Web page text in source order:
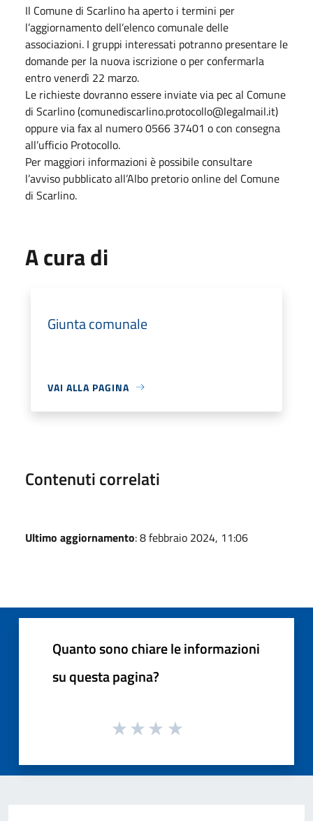
Il Comune di Scarlino ha aperto i termini per
l’aggiornamento dell’elenco comunale delle
associazioni. I gruppi interessati potranno presentare le
domande per la nuova iscrizione o per confermarla
entro venerdì 22 marzo.
Le richieste dovranno essere inviate via pec al Comune
di Scarlino (comunediscarlino.protocollo@legalmail.it)
oppure via fax al numero 0566 37401 o con consegna
all’ufficio Protocollo.
Per maggiori informazioni è possibile consultare
l’avviso pubblicato all’Albo pretorio online del Comune
di Scarlino.
A cura di
Giunta comunale
VAI ALLA PAGINA
Contenuti correlati
Ultimo aggiornamento: 8 febbraio 2024, 11:06
Quanto sono chiare le informazioni
su questa pagina?